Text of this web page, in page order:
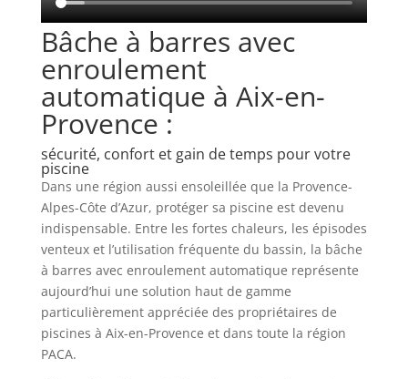
Bâche à barres avec
enroulement
automatique à Aix-en-
Provence :
sécurité, confort et gain de temps pour votre
piscine
Dans une région aussi ensoleillée que la Provence-
Alpes-Côte d’Azur, protéger sa piscine est devenu
indispensable. Entre les fortes chaleurs, les épisodes
venteux et l’utilisation fréquente du bassin, la bâche
à barres avec enroulement automatique représente
aujourd’hui une solution haut de gamme
particulièrement appréciée des propriétaires de
piscines à Aix-en-Provence et dans toute la région
PACA.